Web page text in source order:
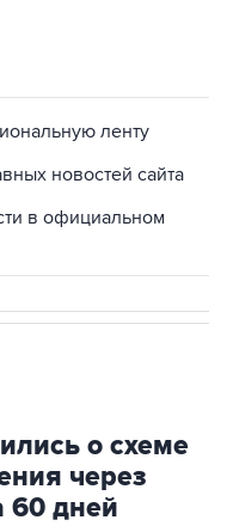
ленту
новостей сайта
в официальном
о схеме
через
60 дней